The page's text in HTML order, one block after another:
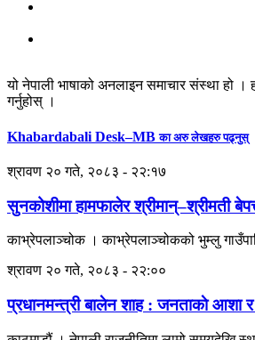
यो नेपाली भाषाको अनलाइन समाचार संस्था हो
गर्नुहोस् ।
Khabardabali Desk–MBका अरु लेखहरु पढ्नुस्
श्रावण २० गते, २०८३ - २२:१७
सुनकोशीमा हामफालेर श्रीमान्–श्रीमती
काभ्रेपलाञ्चोक । काभ्रेपलाञ्चोकको भुम्लु
श्रावण २० गते, २०८३ - २२:००
प्रधानमन्त्री बालेन शाह : जनताकाे आशा